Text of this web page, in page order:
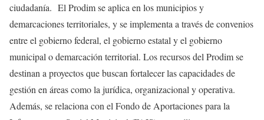
ciudadanía. El Prodim se aplica en los municipios y
demarcaciones territoriales, y se implementa a través de convenios
entre el gobierno federal, el gobierno estatal y el gobierno
municipal o demarcación territorial. Los recursos del Prodim se
destinan a proyectos que buscan fortalecer las capacidades de
gestión en áreas como la jurídica, organizacional y operativa.
Además, se relaciona con el Fondo de Aportaciones para la